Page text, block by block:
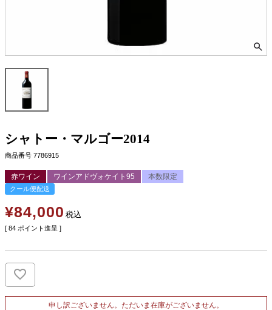
シャトー・マルゴー2014
商品番号 7786915
赤ワイン ワインアドヴォケイト95 本数限定
クール便配送
¥84,000 税込
[ 84 ポイント進呈 ]
申し訳ございません。ただいま在庫がございません。